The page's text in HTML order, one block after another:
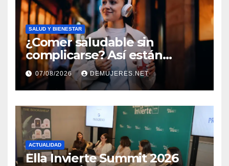
SALUD Y BIENESTAR
¿Comer saludable sin
complicarse? Así están
cambiando sus hábitos las
nuevas generaciones
07/08/2026 DEMUJERES.NET
ACTUALIDAD
Ella Invierte Summit 2026